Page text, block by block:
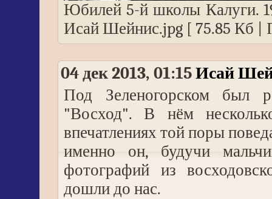
Юбилей 5-й школы Калуги.
Исай Шейнис.jpg [ 75.85 Кб |
04 дек 2013, 01:15Исай
Под Зеленогорском был
"Восход". В нём
впечатлениях той поры
именно он, будучи
фотографий из
дошли до нас.